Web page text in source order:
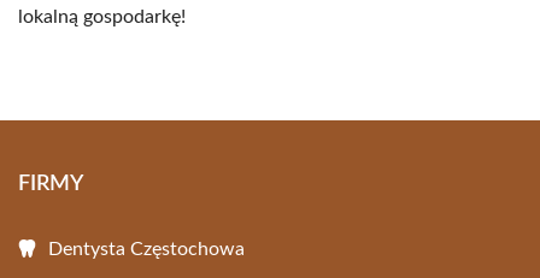
lokalną gospodarkę!
FIRMY
Dentysta Częstochowa